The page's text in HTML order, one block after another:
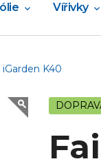
Vířivky
iGarden K40